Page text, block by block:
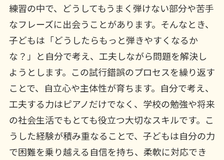
練習の中で、どうしてもうまく弾けない部分や苦手
なフレーズに出会うことがあります。そんなとき、
子どもは「どうしたらもっと弾きやすくなるか
な？」と自分で考え、工夫しながら問題を解決し
ようとします。この試行錯誤のプロセスを繰り返す
ことで、自立心や主体性が育ちます。自分で考え、
工夫する力はピアノだけでなく、学校の勉強や将来
の社会生活でもとても役立つ大切なスキルです。こ
うした経験が積み重なることで、子どもは自分の力
で困難を乗り越える自信を持ち、柔軟に対応でき